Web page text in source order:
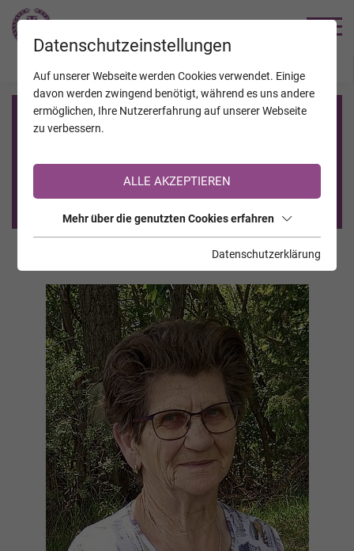
Registrierung auf TrauerHilfe.it
Sie sind noch nicht auf TrauerHilfe.it registriert?
>> zur kostenlosen Registrierung <<
Datenschutzeinstellungen
Auf unserer Webseite werden Cookies verwendet. Einige
davon werden zwingend benötigt, während es uns andere
ermöglichen, Ihre Nutzererfahrung auf unserer Webseite
zu verbessern.
ALLE AKZEPTIEREN
Mehr über die genutzten Cookies erfahren
Datenschutzerklärung
JAHRESTAGE KALENDER VERSTORBENE